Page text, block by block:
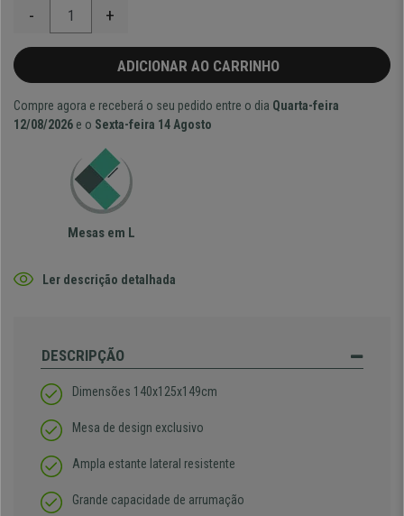
- +
ADICIONAR AO CARRINHO
Compre agora e receberá o seu pedido entre o dia Quarta-feira
12/08/2026 e o Sexta-feira 14 Agosto
Mesas em L
Ler descrição detalhada
DESCRIPÇÃO
Dimensões 140x125x149cm
Mesa de design exclusivo
Ampla estante lateral resistente
Grande capacidade de arrumação